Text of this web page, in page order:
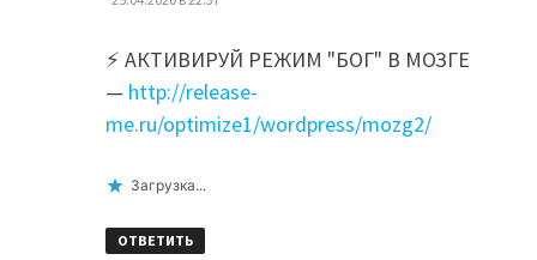
⚡ АКТИВИРУЙ РЕЖИМ "БОГ" В МОЗГЕ
— http://release-
me.ru/optimize1/wordpress/mozg2/
Загрузка...
ОТВЕТИТЬ